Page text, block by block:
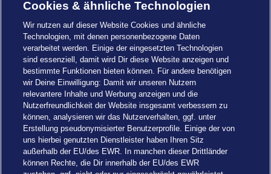
Cookies & ähnliche Technologien
Wir nutzen auf dieser Website Cookies und ähnliche
Technologien, mit denen personenbezogene Daten
verarbeitet werden. Einige der eingesetzten Technologien
sind essenziell, damit wird Dir diese Website anzeigen und
bestimmte Funktionen bieten können. Für andere benötigen
wir Deine Einwilligung: Damit wir unseren Nutzern
relevantere Inhalte und Werbung anzeigen und die
Nutzerfreundlichkeit der Website insgesamt verbessern zu
können, analysieren wir das Nutzerverhalten, ggf. unter
Erstellung pseudonymisierter Benutzerprofile. Einige der von
uns hierbei genutzten Dienstleister haben Ihren Sitz
außerhalb der EU/des EWR. In manchen dieser Drittländer
können Rechte, die Dir innerhalb der EU/des EWR